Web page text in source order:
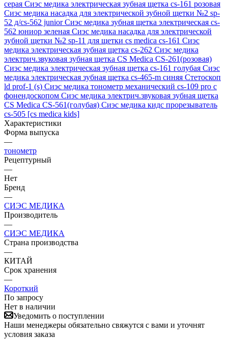
серая Сиэс медика электрическая зубная щетка cs-161 розовая
Сиэс медика насадка для электрической зубной щетки №2 sp-
52 д/cs-562 junior Сиэс медика зубная щетка электрическая cs-
562 юниор зеленая Сиэс медика насадка для электрической
зубной щетки №2 sp-11 для щетки cs medica cs-161 Сиэс
медика электрическая зубная щетка cs-262 Сиэс медика
электрич.звуковая зубная щетка CS Medica CS-261(розовая)
Сиэс медика электрическая зубная щетка cs-161 голубая Сиэс
медика электрическая зубная щетка cs-465-m синяя Стетоскоп
ld prof-1 (s) Сиэс медика тонометр механический cs-109 pro с
фонендоскопом Сиэс медика электрич.звуковая зубная щетка
CS Medica CS-561(голубая) Сиэс медика кидс прорезыватель
cs-505 [cs medica kids]
Характеристики
Форма выпуска
—
тонометр
Рецептурный
—
Нет
Бренд
—
СИЭС МЕДИКА
Производитель
—
СИЭС МЕДИКА
Страна производства
—
КИТАЙ
Срок хранения
—
Короткий
По запросу
Нет в наличии
Уведомить о поступлении
Наши менеджеры обязательно свяжутся с вами и уточнят
условия заказа